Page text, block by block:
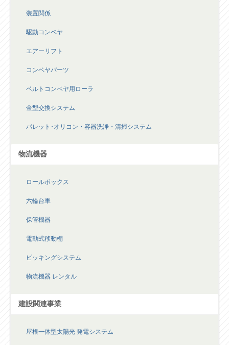
装置関係
駆動コンベヤ
エアーリフト
コンベヤパーツ
ベルトコンベヤ用ローラ
金型交換システム
パレット･オリコン・容器洗浄・清掃システム
物流機器
ロールボックス
六輪台車
保管機器
電動式移動棚
ピッキングシステム
物流機器 レンタル
建設関連事業
屋根一体型太陽光 発電システム